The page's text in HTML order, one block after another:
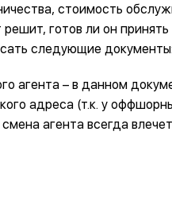
стоимость
решит, готов ли он
следующие документы:
агента – в данном
адреса (т.к. у
агента всегда